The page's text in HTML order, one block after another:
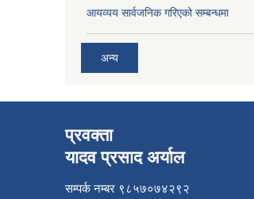
आयव्यय सार्वजनिक गरिएको सम्बन्धमा
अन्य
प्रवक्ता
यादव प्रसाद अर्याल
सम्पर्क नम्बर ९८५७०७४२९२